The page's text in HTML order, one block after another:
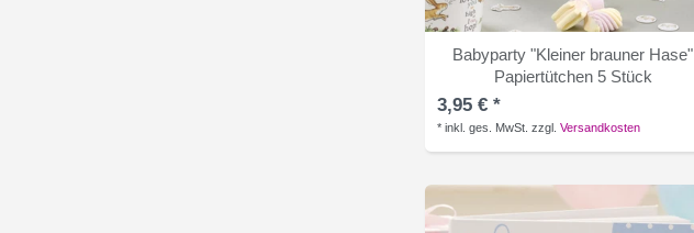
Babyparty "Kleiner brauner Hase"
Papiertütchen 5 Stück
3,95 € *
*inkl. ges. MwSt. zzgl.Versandkosten